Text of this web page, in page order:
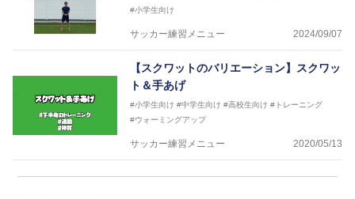
#小学生向け
サッカー練習メニュー 2024/09/07
【スクワットのバリエーション】スクワッ
ト＆手あげ
#小学生向け #中学生向け #高校生向け #トレーニング
#ウォーミングアップ
サッカー練習メニュー 2020/05/13